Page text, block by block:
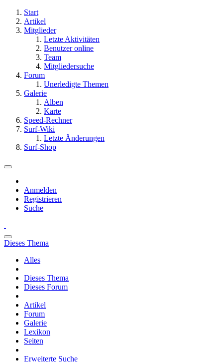
Start
Artikel
Mitglieder
Letzte Aktivitäten
Benutzer online
Team
Mitgliedersuche
Forum
Unerledigte Themen
Galerie
Alben
Karte
Speed-Rechner
Surf-Wiki
Letzte Änderungen
Surf-Shop
Anmelden
Registrieren
Suche
Dieses Thema
Alles
Dieses Thema
Dieses Forum
Artikel
Forum
Galerie
Lexikon
Seiten
Erweiterte Suche